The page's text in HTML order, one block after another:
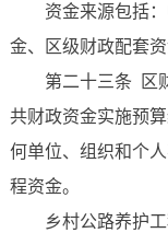
资金来源包括
金、区级财政配套
第二十三条 区
共财政资金实施预
何单位、组织和个
程资金。
乡村公路养护